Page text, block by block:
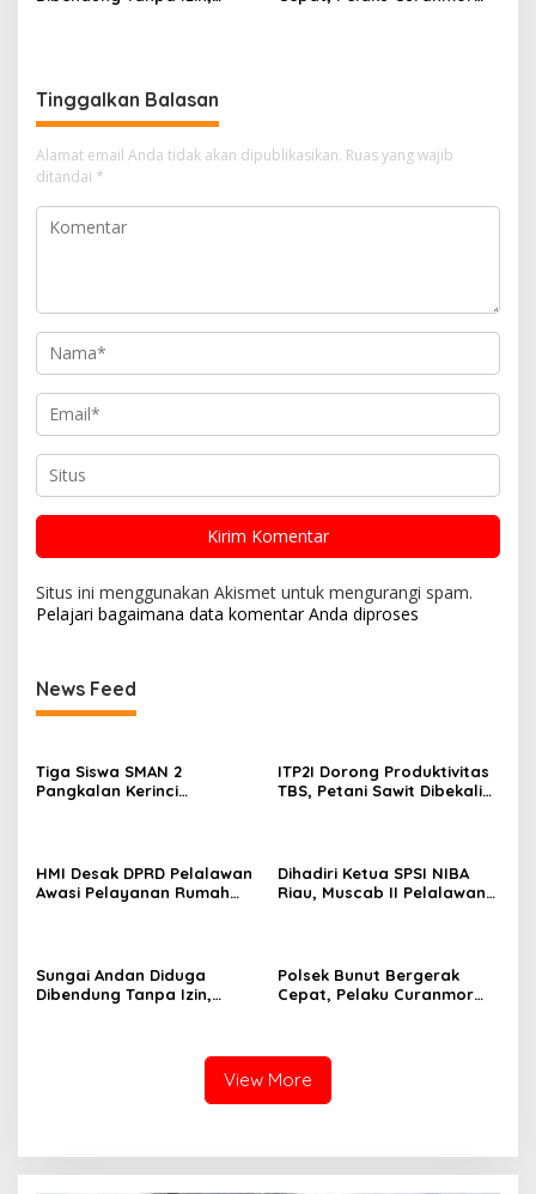
Tinggalkan Balasan
Alamat email Anda tidak akan dipublikasikan. Ruas yang wajib
ditandai *
Situs ini menggunakan Akismet untuk mengurangi spam.
Pelajari bagaimana data komentar Anda diproses
News Feed
Tiga Siswa SMAN 2
Pangkalan Kerinci
ITP2I Dorong Produktivitas
TBS, Petani Sawit Dibekali
HMI Desak DPRD Pelalawan
Awasi Pelayanan Rumah
Dihadiri Ketua SPSI NIBA
Riau, Muscab II Pelalawan
Sungai Andan Diduga
Dibendung Tanpa Izin,
Polsek Bunut Bergerak
Cepat, Pelaku Curanmor
View More